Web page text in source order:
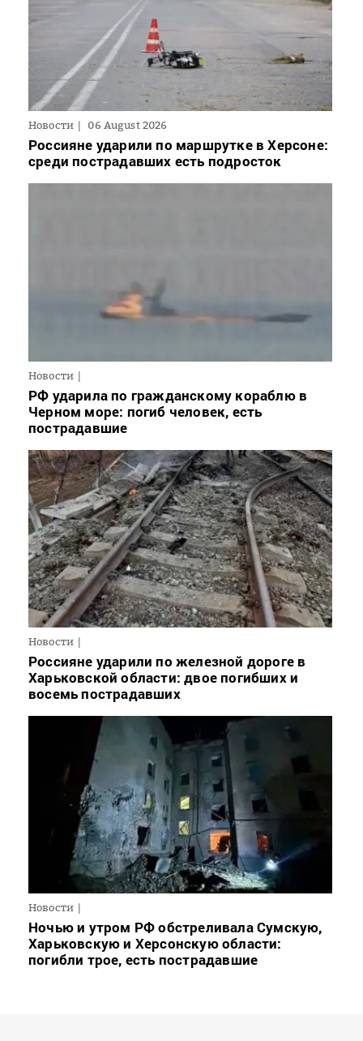
Новости 06 August 2026
Россияне ударили по маршрутке в Херсоне:
среди пострадавших есть подросток
Новости
РФ ударила по гражданскому кораблю в
Черном море: погиб человек, есть
пострадавшие
Новости
Россияне ударили по железной дороге в
Харьковской области: двое погибших и
восемь пострадавших
Новости
Ночью и утром РФ обстреливала Сумскую,
Харьковскую и Херсонскую области:
погибли трое, есть пострадавшие